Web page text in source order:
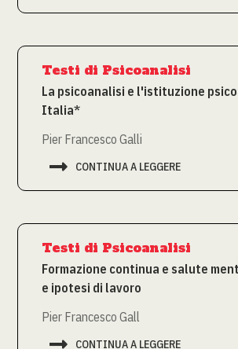
Testi di Psicoanalisi
La psicoanalisi e l'istituzione
Italia*
Pier Francesco Galli
 CONTINUA A LEGGERE
Testi di Psicoanalisi
Formazione continua e salute
e ipotesi di lavoro
Pier Francesco Gall
 CONTINUA A LEGGERE